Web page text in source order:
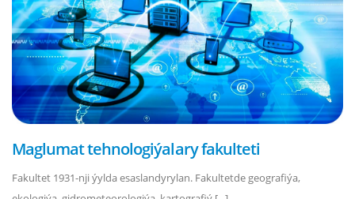
Maglumat tehnologiýalary fakulteti
Fakultet 1931-nji ýylda esaslandyrylan. Fakultetde geografiýa,